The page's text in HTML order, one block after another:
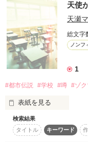
モテ男子から向けら
……✽〜
《音乃 華恋　
学年一の美少女。見た
るが、本当はピュアで
天使
天瀬
総文字
ノンフ
1
#都市伝説 #学校 #噂 #ゾク
表紙を見る
私の学校に、ずっと伝
検索結果
タイトル
キーワード